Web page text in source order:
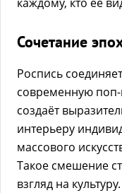
Сочетание
Роспись
современную поп-
создаёт
интерьеру
массового
Такое смешение
взгляд на